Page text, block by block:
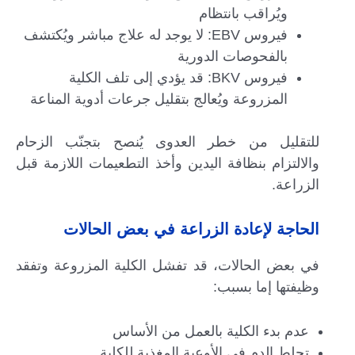
ويُراقب بانتظام
فيروس EBV: لا يوجد له علاج مباشر ويُكتشف
بالفحوصات الدورية
فيروس BKV: قد يؤدي إلى تلف الكلية
المزروعة ويُعالج بتقليل جرعات أدوية المناعة
للتقليل من خطر العدوى يُنصح بتجنّب الزحام
والالتزام بنظافة اليدين وأخذ التطعيمات اللازمة قبل
الزراعة.
الحاجة لإعادة الزراعة في بعض الحالات
في بعض الحالات، قد تفشل الكلية المزروعة وتفقد
وظيفتها إما بسبب:
عدم بدء الكلية بالعمل من الأساس